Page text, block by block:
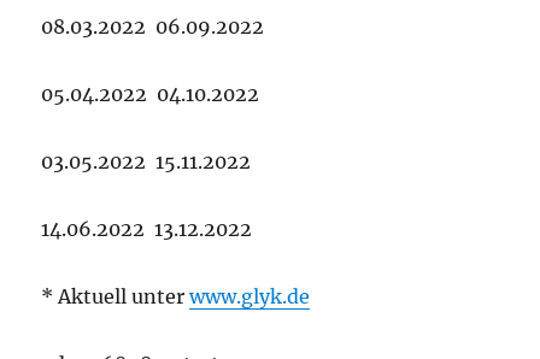
08.03.2022 06.09.2022
05.04.2022 04.10.2022
03.05.2022 15.11.2022
14.06.2022 13.12.2022
* Aktuell unterwww.glyk.de